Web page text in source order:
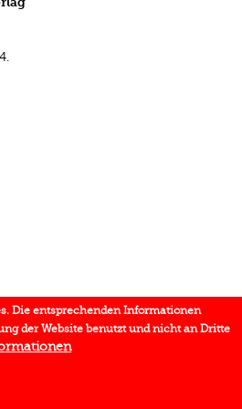
Die entsprechenden Informationen
der Website benutzt und nicht an Dritte